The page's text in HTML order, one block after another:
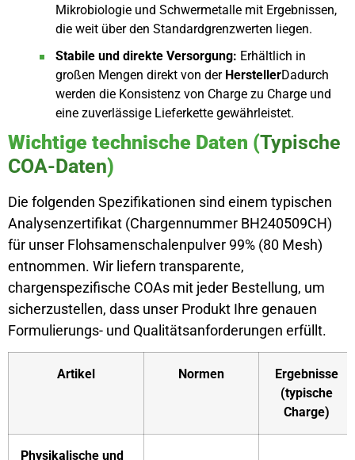
Mikrobiologie und Schwermetalle mit Ergebnissen,
die weit über den Standardgrenzwerten liegen.
Stabile und direkte Versorgung: Erhältlich in
großen Mengen direkt von der HerstellerDadurch
werden die Konsistenz von Charge zu Charge und
eine zuverlässige Lieferkette gewährleistet.
Wichtige technische Daten (Typische
COA-Daten)
Die folgenden Spezifikationen sind einem typischen
Analysenzertifikat (Chargennummer BH240509CH)
für unser Flohsamenschalenpulver 99% (80 Mesh)
entnommen. Wir liefern transparente,
chargenspezifische COAs mit jeder Bestellung, um
sicherzustellen, dass unser Produkt Ihre genauen
Formulierungs- und Qualitätsanforderungen erfüllt.
Artikel Normen
Ergebnisse
(typische
Charge)
Physikalische und